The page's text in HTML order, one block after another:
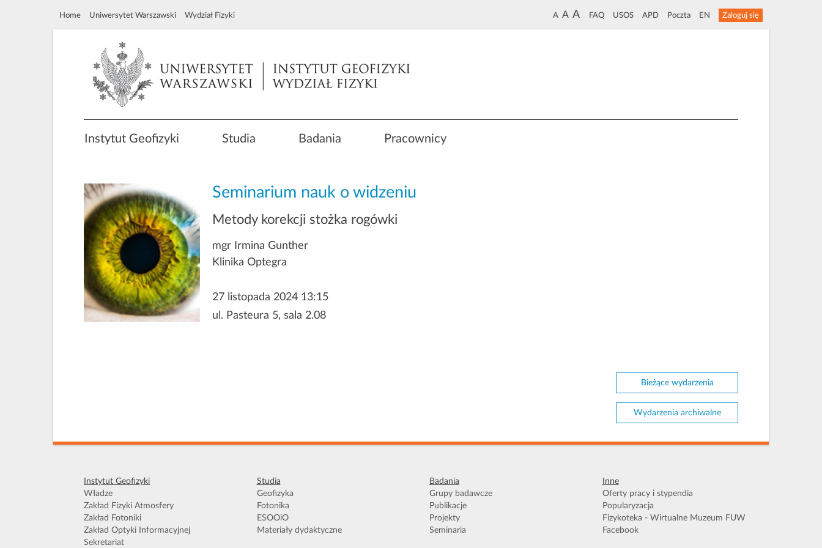
Home Uniwersytet Warszawski Wydział Fizyki A A A FAQ USOS APD Poczta EN Zaloguj się
Instytut Geofizyki Studia Badania Pracownicy
Seminarium nauk o widzeniu
Metody korekcji stożka rogówki
mgr Irmina Gunther
Klinika Optegra
27 listopada 2024 13:15
ul. Pasteura 5, sala 2.08
Bieżące wydarzenia
Wydarzenia archiwalne
Instytut Geofizyki
Władze
Zakład Fizyki Atmosfery
Zakład Fotoniki
Zakład Optyki Informacyjnej
Sekretariat
Studia
Geofizyka
Fotonika
ESOOiO
Materiały dydaktyczne
Badania
Grupy badawcze
Publikacje
Projekty
Seminaria
Inne
Oferty pracy i stypendia
Popularyzacja
Fizykoteka - Wirtualne Muzeum FUW
Facebook